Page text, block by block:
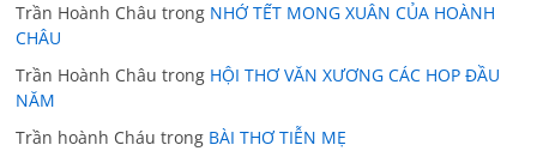
Trần Hoành Châu trong NHỚ TẾT MONG XUÂN CỦA HOÀNH
CHÂU
Trần Hoành Châu trong HỘI THƠ VĂN XƯƠNG CÁC HOP ĐẦU
NĂM
Trần hoành Cháu trong BÀI THƠ TIỄN MẸ